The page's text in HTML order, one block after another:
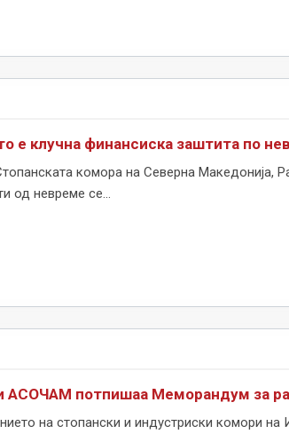
е клучна финансиска заштита по
комора на Северна Македонија,
од невреме се...
АСОЧАМ потпишаа Меморандум за
на стопански и индустриски комори на